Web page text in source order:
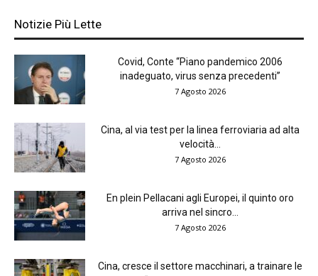
Notizie Più Lette
Covid, Conte “Piano pandemico 2006
inadeguato, virus senza precedenti”
7 Agosto 2026
Cina, al via test per la linea ferroviaria ad alta
velocità...
7 Agosto 2026
En plein Pellacani agli Europei, il quinto oro
arriva nel sincro...
7 Agosto 2026
Cina, cresce il settore macchinari, a trainare le